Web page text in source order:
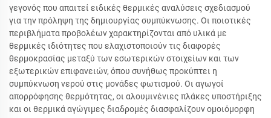
γεγονός που απαιτεί ειδικές θερμικές αναλύσεις σχεδιασμού
για την πρόληψη της δημιουργίας συμπύκνωσης. Οι ποιοτικές
περιβλήματα προβολέων χαρακτηρίζονται από υλικά με
θερμικές ιδιότητες που ελαχιστοποιούν τις διαφορές
θερμοκρασίας μεταξύ των εσωτερικών στοιχείων και των
εξωτερικών επιφανειών, όπου συνήθως προκύπτει η
συμπύκνωση νερού στις μονάδες φωτισμού. Οι αγωγοί
απορρόφησης θερμότητας, οι αλουμινένιες πλάκες υποστήριξης
και οι θερμικά αγώγιμες διαδρομές διασφαλίζουν ομοιόμορφη